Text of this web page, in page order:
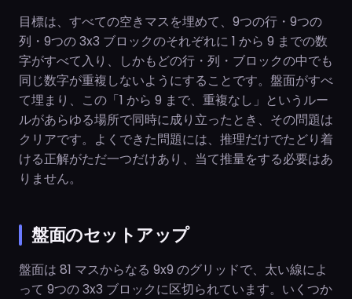
目標は、すべての空きマスを埋めて、9つの行・9つの
列・9つの 3x3 ブロックのそれぞれに 1 から 9 までの数
字がすべて入り、しかもどの行・列・ブロックの中でも
同じ数字が重複しないようにすることです。盤面がすべ
て埋まり、この「1 から 9 まで、重複なし」というルー
ルがあらゆる場所で同時に成り立ったとき、その問題は
クリアです。よくできた問題には、推理だけでたどり着
ける正解がただ一つだけあり、当て推量をする必要はあ
りません。
盤面のセットアップ
盤面は 81 マスからなる 9x9 のグリッドで、太い線によ
って 9つの 3x3 ブロックに区切られています。いくつか